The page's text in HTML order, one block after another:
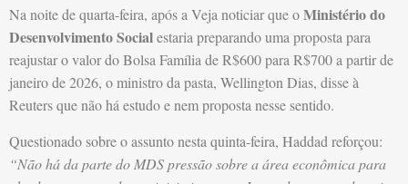
Na noite de quarta-feira, após a Veja noticiar que oMinistério do
Desenvolvimento Socialestaria preparando uma proposta para
reajustar o valor do Bolsa Família de R$600 para R$700 a partir de
janeiro de 2026, o ministro da pasta, Wellington Dias, disse à
Reuters que não há estudo e nem proposta nesse sentido.
Questionado sobre o assunto nesta quinta-feira, Haddad reforçou:
“Não há da parte do MDS pressão sobre a área econômica para